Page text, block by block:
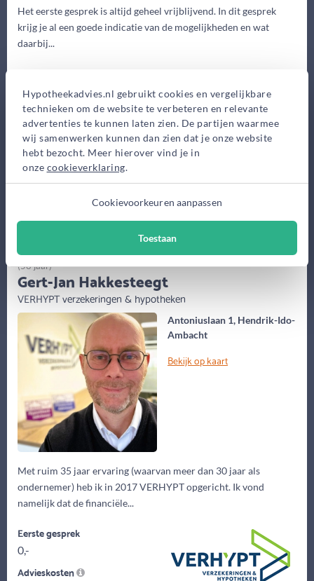
Hypotheekadvies.nl gebruikt cookies en vergelijkbare
technieken om de website te verbeteren en relevante
advertenties te kunnen laten zien. De partijen waarmee
wij samenwerken kunnen dan zien dat je onze website
hebt bezocht. Meer hierover vind je in
onze cookieverklaring.
Cookievoorkeuren aanpassen
Toestaan
Het eerste gesprek is altijd geheel vrijblijvend. In dit gesprek
krijg je al een goede indicatie van de mogelijkheden en wat
daarbij...
0,-
Advieskosten
2.500,-
Maak gratis afspraak
Antoniuslaan 1, Hendrik-Ido-
Ambacht
Bekijk op kaart
Met ruim 35 jaar ervaring (waarvan meer dan 30 jaar als
ondernemer) heb ik in 2017 VERHYPT opgericht. Ik vond
namelijk dat de financiële...
(58 jaar)
Gert-Jan Hakkesteegt
VERHYPT verzekeringen & hypotheken
Eerste gesprek
0,-
Advieskosten